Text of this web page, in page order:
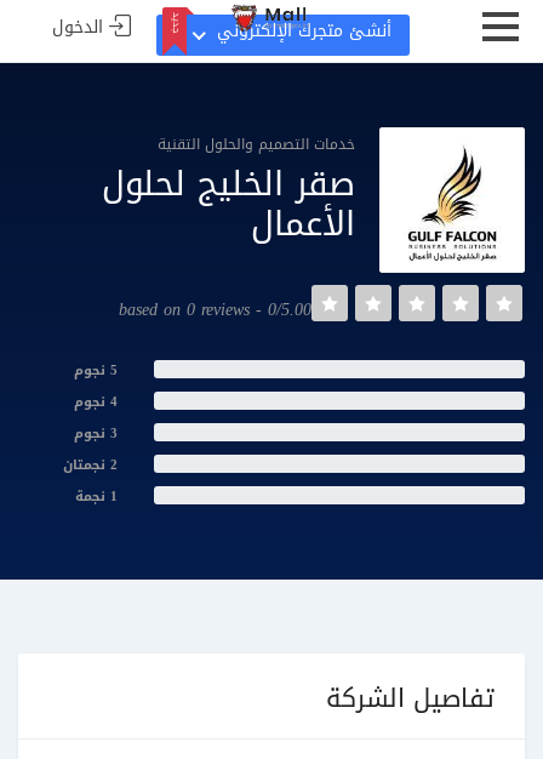
أنشئ متجرك الإلكتروني جديد الدخول
خدمات التصميم والحلول التقنية
صقر الخليج لحلول
الأعمال
0/5.00 - based on 0 reviews
5 نجوم
4 نجوم
3 نجوم
2 نجمتان
1 نجمة
تفاصيل الشركة